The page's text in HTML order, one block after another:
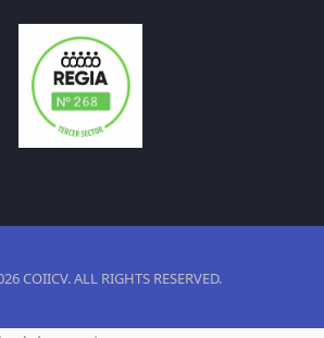
COIICV. ALL RIGHTS RESERVED.